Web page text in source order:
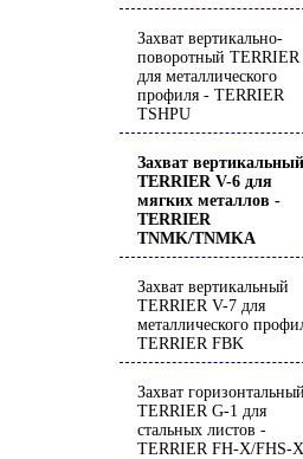
Захват вертикально-
поворотный TERRIER
для металлического
профиля - TERRIER
TSHPU
Захват вертикальный
TERRIER V-6 для
мягких металлов -
TERRIER
TNMK/TNMKA
Захват вертикальный
TERRIER V-7 для
металлического
TERRIER FBK
Захват горизонтальный
TERRIER G-1 для
стальных листов -
TERRIER FH-X/FHS-X